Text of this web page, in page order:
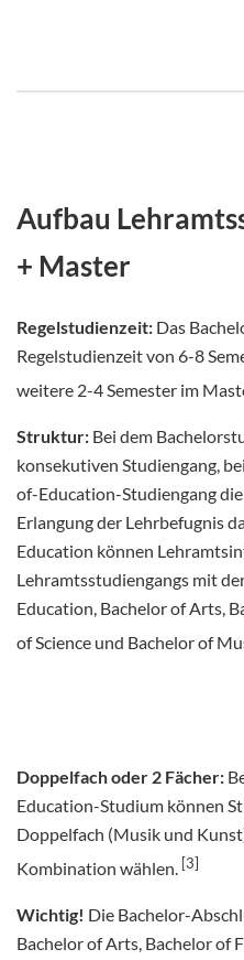
Aufbau
+ Master
Regelstudienzeit: Das
Regelstudienzeit von 6-8
weitere 2-4 Semester im
Struktur: Bei dem
konsekutiven Studiengang,
of-Education-Studiengang
Erlangung der Lehrbefugnis
Education können
Lehramtsstudiengangs mit
Education, Bachelor of Arts,
of Science und Bachelor of
Doppelfach oder 2 Fächer:
Education-Studium können
Doppelfach (Musik und
Kombination wählen. [3]
Wichtig! Die Bachelor-
Bachelor of Arts, Bachelor of